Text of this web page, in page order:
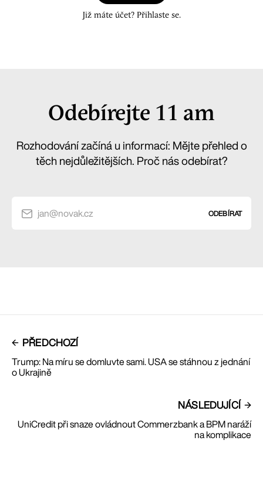
Již máte účet? Přihlaste se.
Odebírejte 11 am
Rozhodování začíná u informací: Mějte přehled o
těch nejdůležitějších. Proč nás odebírat?
jan@novak.cz ODEBÍRAT
PŘEDCHOZÍ
Trump: Na míru se domluvte sami. USA se stáhnou z jednání
o Ukrajině
NÁSLEDUJÍCÍ
UniCredit při snaze ovládnout Commerzbank a BPM naráží
na komplikace